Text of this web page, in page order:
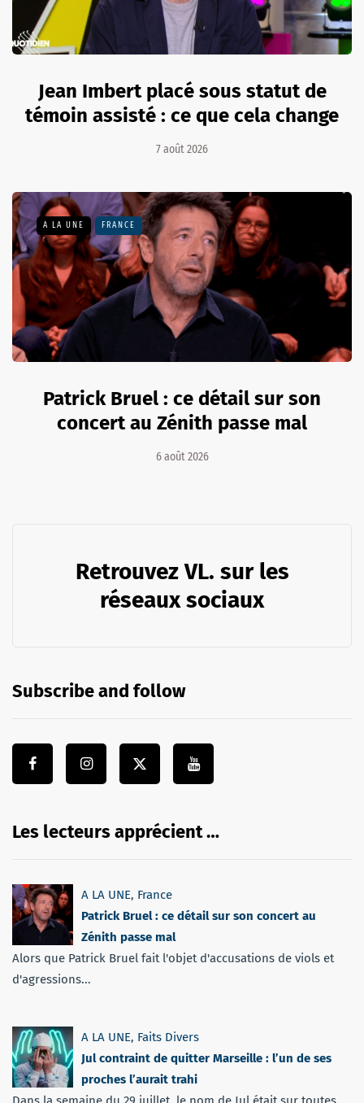
Jean Imbert placé sous statut de
témoin assisté : ce que cela change
7 août 2026
A LA UNE FRANCE
Patrick Bruel : ce détail sur son
concert au Zénith passe mal
6 août 2026
Retrouvez VL. sur les
réseaux sociaux
Subscribe and follow
Les lecteurs apprécient …
A LA UNE, France
Patrick Bruel : ce détail sur son concert au
Zénith passe mal
Alors que Patrick Bruel fait l'objet d'accusations de viols et
d'agressions...
A LA UNE, Faits Divers
Jul contraint de quitter Marseille : l’un de ses
proches l’aurait trahi